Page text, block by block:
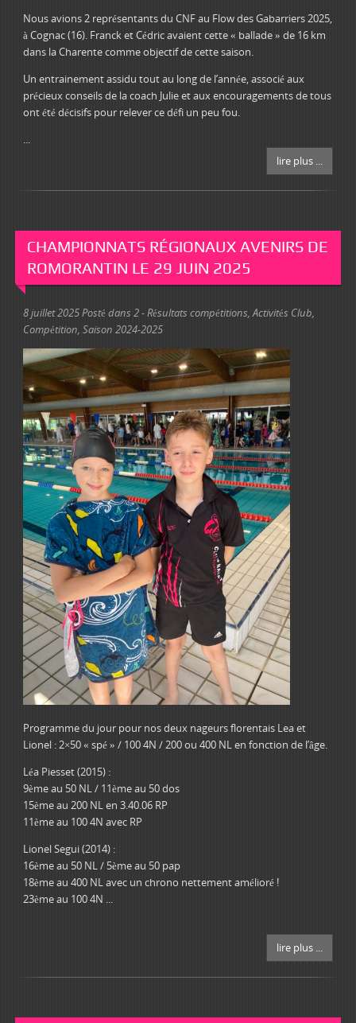
Nous avions 2 représentants du CNF au Flow des Gabarriers 2025,
à Cognac (16). Franck et Cédric avaient cette « ballade » de 16 km
dans la Charente comme objectif de cette saison.
Un entrainement assidu tout au long de l’année, associé aux
précieux conseils de la coach Julie et aux encouragements de tous
ont été décisifs pour relever ce défi un peu fou.
...
lire plus ...
CHAMPIONNATS RÉGIONAUX AVENIRS DE
ROMORANTIN LE 29 JUIN 2025
8 juillet 2025Posté dans 2 - Résultats compétitions,Activités Club,
Compétition, Saison 2024-2025
Programme du jour pour nos deux nageurs florentais Lea et
Lionel : 2×50 « spé » / 100 4N / 200 ou 400 NL en fonction de l’âge.
Léa Piesset (2015) :
9ème au 50 NL / 11ème au 50 dos
15ème au 200 NL en 3.40.06 RP
11ème au 100 4N avec RP
Lionel Segui (2014) :
16ème au 50 NL / 5ème au 50 pap
18ème au 400 NL avec un chrono nettement amélioré !
23ème au 100 4N ...
lire plus ...